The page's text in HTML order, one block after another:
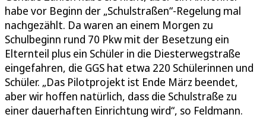
habe vor Beginn der „Schulstraßen“-Regelung mal
nachgezählt. Da waren an einem Morgen zu
Schulbeginn rund 70 Pkw mit der Besetzung ein
Elternteil plus ein Schüler in die Diesterwegstraße
eingefahren, die GGS hat etwa 220 Schülerinnen und
Schüler. „Das Pilotprojekt ist Ende März beendet,
aber wir hoffen natürlich, dass die Schulstraße zu
einer dauerhaften Einrichtung wird“, so Feldmann.